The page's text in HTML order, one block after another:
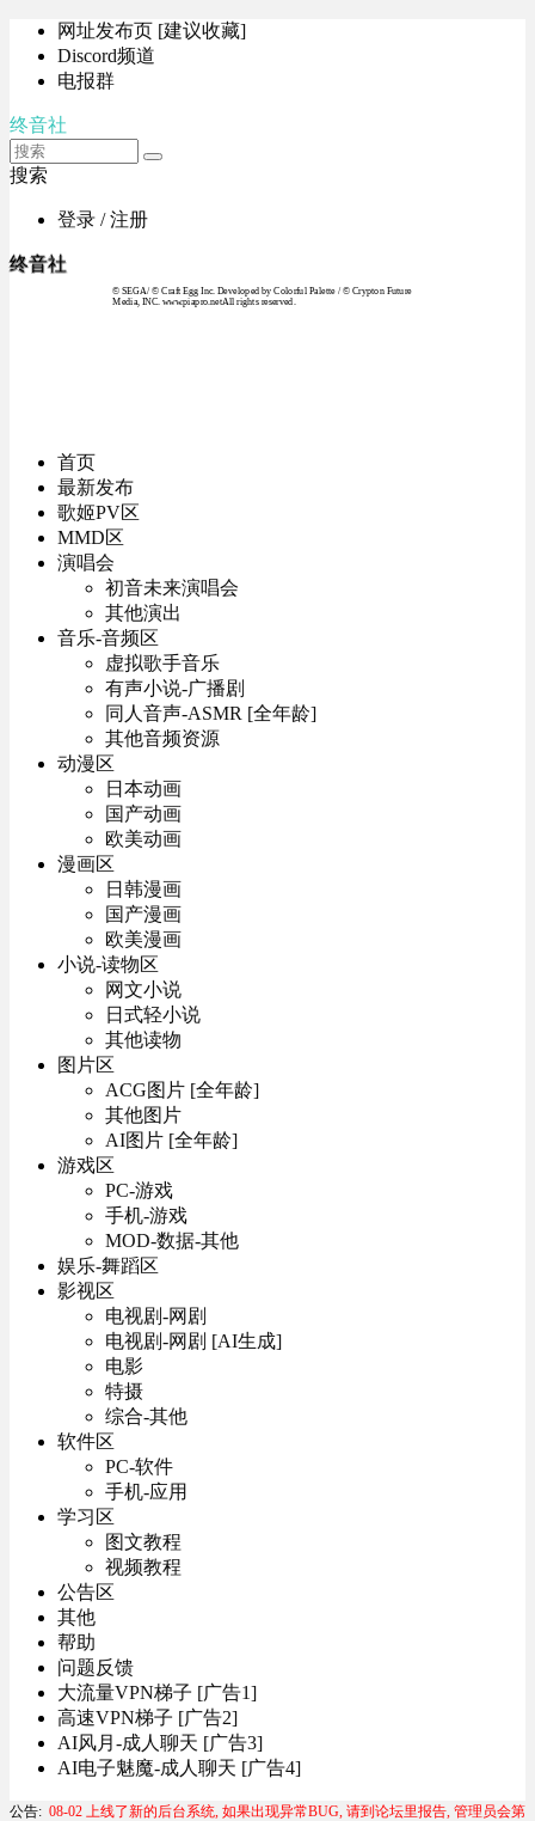
网址发布页 [建议收藏]
Discord频道
电报群
终音社
搜索
登录 / 注册
终音社
© SEGA / © Craft Egg Inc. Developed by Colorful Palette / © Crypton Future
Media, INC. www.piapro.netAll rights reserved.
首页
最新发布
歌姬PV区
MMD区
演唱会
初音未来演唱会
其他演出
音乐-音频区
虚拟歌手音乐
有声小说-广播剧
同人音声-ASMR [全年龄]
其他音频资源
动漫区
日本动画
国产动画
欧美动画
漫画区
日韩漫画
国产漫画
欧美漫画
小说-读物区
网文小说
日式轻小说
其他读物
图片区
ACG图片 [全年龄]
其他图片
AI图片 [全年龄]
游戏区
PC-游戏
手机-游戏
MOD-数据-其他
娱乐-舞蹈区
影视区
电视剧-网剧
电视剧-网剧 [AI生成]
电影
特摄
综合-其他
软件区
PC-软件
手机-应用
学习区
图文教程
视频教程
公告区
其他
帮助
问题反馈
大流量VPN梯子 [广告1]
高速VPN梯子 [广告2]
AI风月-成人聊天 [广告3]
AI电子魅魔-成人聊天 [广告4]
公告: 08-02 上线了新的后台系统, 如果出现异常BUG, 请到论坛里报告, 管理员会第